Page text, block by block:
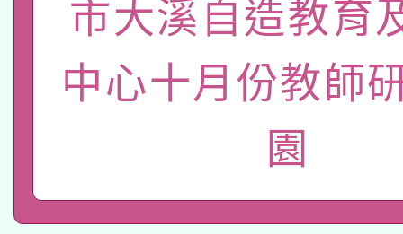
接種對象擴大為「滿6
接種之民眾」措施，延
宣導素材2份，請協助
管道加強宣導
有關銓敘部建置「公務
得重審後實發金額試算
機關學校轉知所屬退休
「115年度教育部國民
辦理性別平等教育建置
人才庫實施計畫」一案
菸害防制實體解謎活動
轉知教育部國民及學前
國立臺灣師範大學辦理
函轉國家教育研究院中
市大溪自造教育
中心十月份教師
園